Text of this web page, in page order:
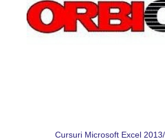
Cursuri Microsoft Excel